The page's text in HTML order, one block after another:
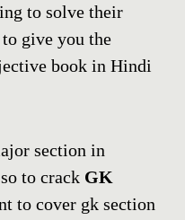
to solve their
give you the
book in Hindi
section in
to crack GK
to cover gk section